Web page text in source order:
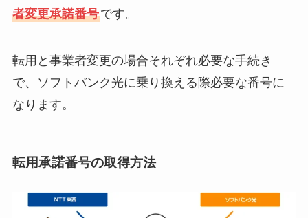
者変更承諾番号です。
転用と事業者変更の場合それぞれ必要な手続き
で、ソフトバンク光に乗り換える際必要な番号に
なります。
転用承諾番号の取得方法